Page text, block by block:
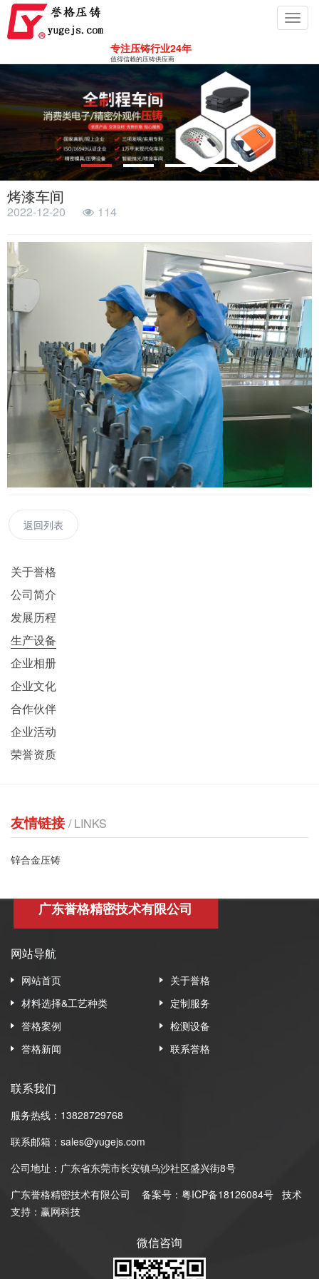
专注压铸行业24年
值得信赖的压铸供应商
烤漆车间
2022-12-20 114
返回列表
关于誉格
公司简介
发展历程
生产设备
企业相册
企业文化
合作伙伴
企业活动
荣誉资质
友情链接/ LINKS
锌合金压铸
广东誉格精密技术有限公司
网站导航
网站首页
关于誉格
材料选择&工艺种类
定制服务
誉格案例
检测设备
誉格新闻
联系誉格
联系我们
服务热线：13828729768
联系邮箱：sales@yugejs.com
公司地址：广东省东莞市长安镇乌沙社区盛兴街8号
广东誉格精密技术有限公司 备案号： 粤ICP备18126084号 技术
支持：赢网科技
微信咨询